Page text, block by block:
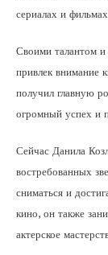
сериалах и
Своими талантом и
привлек внимание
получил главную
огромный успех и
Сейчас Данила
востребованных
сниматься и
кино, он также
актерское